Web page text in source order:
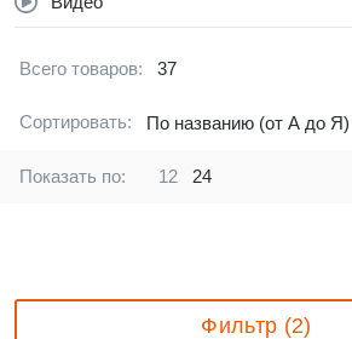
Всего товаров: 37
Сортировать: По названию (от А до Я)
Показать по: 12 24
Фильтр (2)